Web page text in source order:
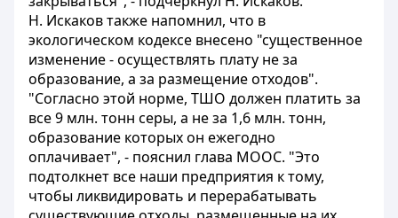
Н. Искаков также напомнил, что в
экологическом кодексе внесено "существенное
изменение - осуществлять плату не за
образование, а за размещение отходов".
"Согласно этой норме, ТШО должен платить за
все 9 млн. тонн серы, а не за 1,6 млн. тонн,
образование которых он ежегодно
оплачивает", - пояснил глава МООС. "Это
подтолкнет все наши предприятия к тому,
чтобы ликвидировать и перерабатывать